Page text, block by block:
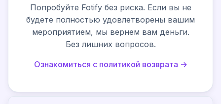
Попробуйте Fotify без риска. Если вы не
будете полностью удовлетворены вашим
мероприятием, мы вернем вам деньги.
Без лишних вопросов.
Ознакомиться с политикой возврата →